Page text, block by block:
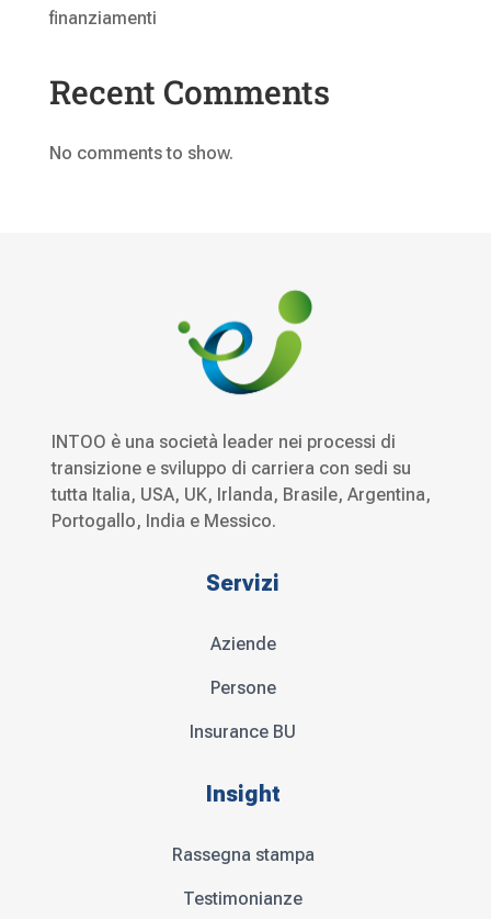
finanziamenti
Recent Comments
No comments to show.
INTOO è una società leader nei processi di
transizione e sviluppo di carriera con sedi su
tutta Italia, USA, UK, Irlanda, Brasile, Argentina,
Portogallo, India e Messico.
Servizi
Aziende
Persone
Insurance BU
Insight
Rassegna stampa
Testimonianze